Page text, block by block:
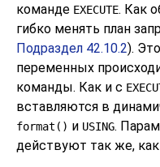
команде EXECUTE. Как
гибко менять план
Подраздел 42.10.2).
переменных
команды. Как и с
вставляются в
format() и USING.
действуют так же,